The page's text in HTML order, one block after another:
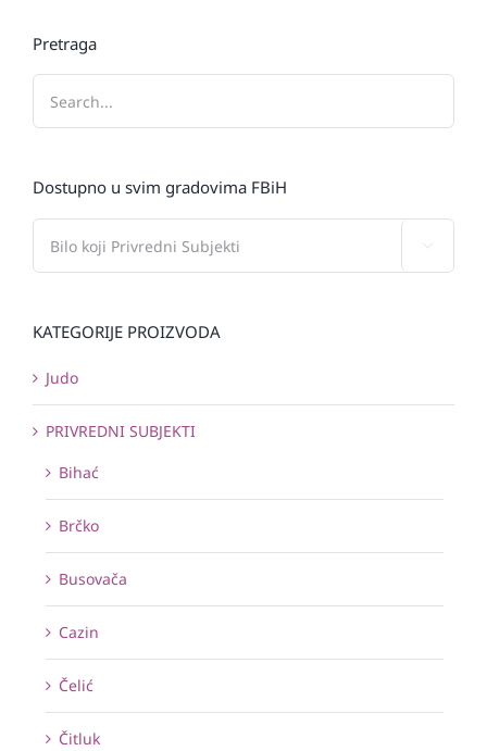
Pretraga
Dostupno u svim gradovima FBiH
KATEGORIJE PROIZVODA
Judo
PRIVREDNI SUBJEKTI
Bihać
Brčko
Busovača
Cazin
Čelić
Čitluk